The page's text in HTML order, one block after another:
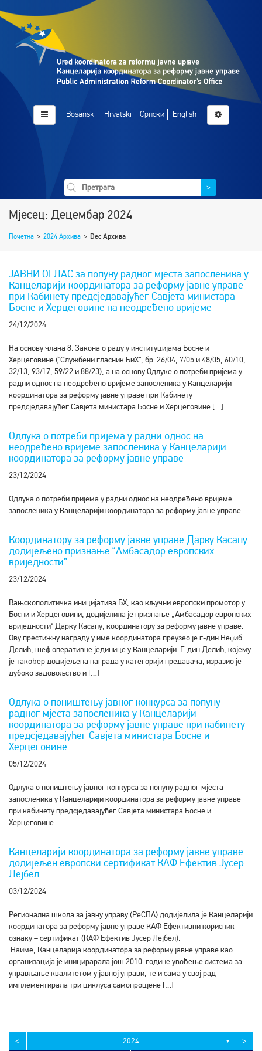
Bosanski Hrvatski Српски English
>
Мјесец: Децембар 2024
Почетна > 2024 Архива > Dec Архива
ЈАВНИ ОГЛАС за попуну радног мјеста запосленика у
Канцеларији координатора за реформу јавне управе
при Кабинету предсједавајућег Савјета министара
Босне и Херцеговине на неодређено вријеме
24/12/2024
На основу члана 8. Закона о раду у институцијама Босне и
Херцеговине (“Службени гласник БиХ”, бр. 26/04, 7/05 и 48/05, 60/10,
32/13, 93/17, 59/22 и 88/23), а на основу Одлуке о потреби пријема у
радни однос на неодређено вријеме запосленика у Канцеларији
координатора за реформу јавне управе при Кабинету
предсједавајућег Савјета министара Босне и Херцеговине […]
Одлука о потреби пријема у радни однос на
неодређено вријеме запосленика у Канцеларији
координатора за реформу јавне управе
23/12/2024
Одлука о потреби пријема у радни однос на неодређено вријеме
запосленика у Канцеларији координатора за реформу јавне управе
Координатору за реформу јавне управе Дарку Касапу
додијељено признање “Амбасадор европских
вриједности”
23/12/2024
Вањскополитичка иницијатива БХ, као кључни европски промотор у
Босни и Херцеговини, додијелила је признање „Амбасадор европских
вриједности“ Дарку Касапу, координатору за реформу јавне управе.
Ову престижну награду у име координатора преузео је г-дин Неџиб
Делић, шеф оперативне јединице у Канцеларији. Г-дин Делић, којему
је такођер додијељена награда у категорији предавача, изразио је
дубоко задовољство и […]
Одлука о поништењу јавног конкурса за попуну
радног мјеста запосленика у Канцеларији
координатора за реформу јавне управе при кабинету
предсједавајућег Савјета министара Босне и
Херцеговине
05/12/2024
Одлука о поништењу јавног конкурса за попуну радног мјеста
запосленика у Канцеларији координатора за реформу јавне управе
при кабинету предсједавајућег Савјета министара Босне и
Херцеговине
Канцеларији координатора за реформу јавне управе
додијељен европски сертификат КАФ Ефектив Јусер
Лејбел
03/12/2024
Регионална школа за јавну управу (РеСПА) додијелила је Канцеларији
координатора за реформу јавне управе КАФ Ефективни корисник
ознаку – сертификат (КАФ Ефектив Јусер Лејбел).
Наиме, Канцеларија координатора за реформу јавне управе као
организација је иницирарала још 2010. године увођење система за
управљање квалитетом у јавној управи, те и сама у свој рад
имплементирала три циклуса самопроцјене […]
< 2024 ▼ >